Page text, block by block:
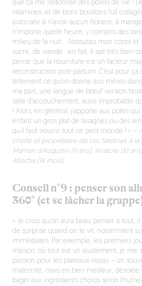
que ça me redonnait des points de vie !
vitamines, et de bons bouillons full
autorisée à n’avoir aucun horaire, à
n’importe quelle heure, y compris des
milieu de la nuit… J’écoutais mon corps et
sucre, de viande : en fait, il sait très bien
pense que la nourriture est un facteur
reconstruction post-partum. C’est pour ça
tellement ce qu’on donne aux mères
ma part, une langue de bœuf version
salle d’accouchement, aussi improbable
! Alors, en général, j’apporte aux potes
enfant un gros plat de lasagnes ou des
qu’il faut nourrir tout ce petit monde ! » –
cheffe et propriétaire de Les Sardines à la
Maman d’Augustin (11 ans), Anatole (10
Aliocha (14 mois).
Conseil n°9 : penser son
360° (et se lâcher la
« Je crois qu’on aura beau penser à tout,
de surprise quand on le vit, notamment
immédiates. Par exemple, les premiers
maison, où tout est un ajustement, je me
passion pour les plateaux-repas – un
maternité, mais en bien meilleur, désolée
bagel aux ingrédients choisis selon